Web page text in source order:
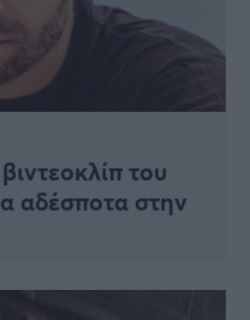
του
αδέσποτα στην